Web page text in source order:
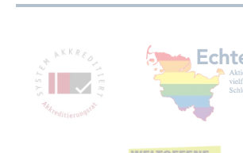
Mit­glied­schaf­ten,